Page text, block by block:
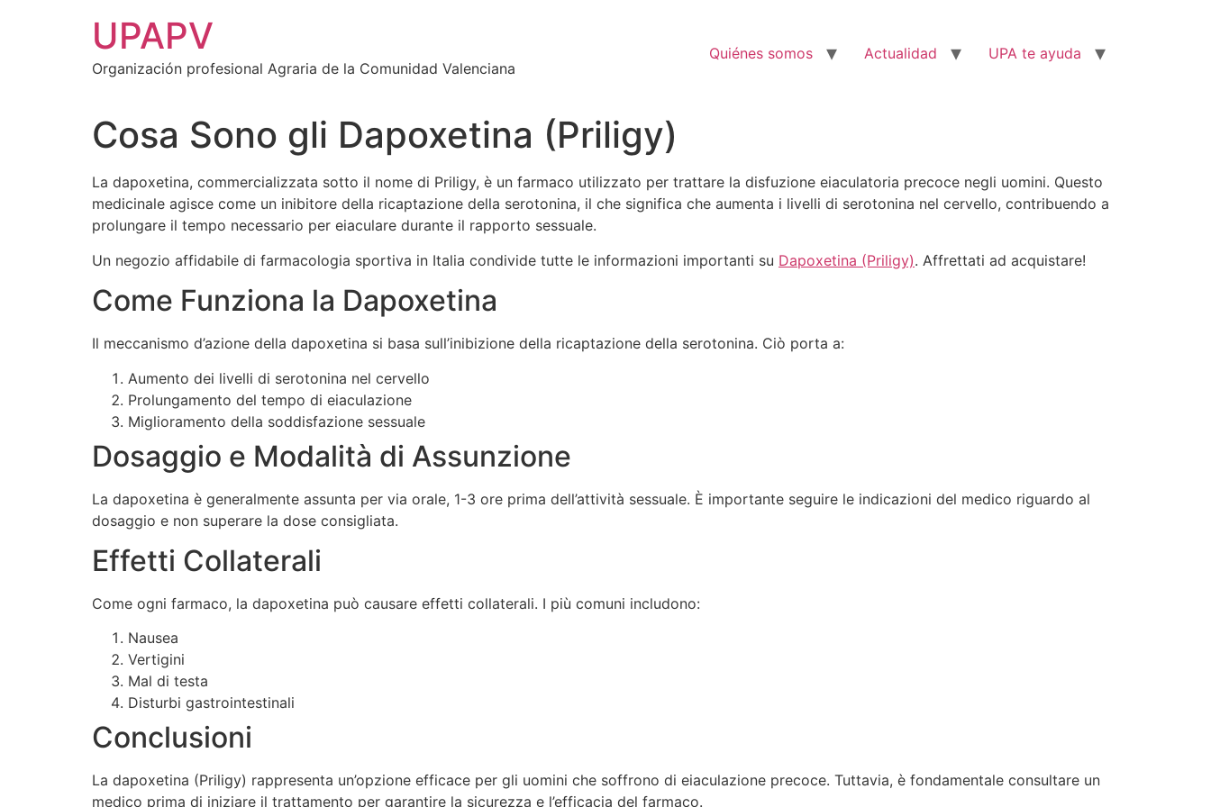
UPAPV
Organización profesional Agraria de la Comunidad Valenciana
Quiénes somos Actualidad UPA te ayuda
Cosa Sono gli Dapoxetina (Priligy)
La dapoxetina, commercializzata sotto il nome di Priligy, è un farmaco utilizzato per trattare la disfuzione eiaculatoria precoce negli uomini. Questo
medicinale agisce come un inibitore della ricaptazione della serotonina, il che significa che aumenta i livelli di serotonina nel cervello, contribuendo a
prolungare il tempo necessario per eiaculare durante il rapporto sessuale.
Un negozio affidabile di farmacologia sportiva in Italia condivide tutte le informazioni importanti su Dapoxetina (Priligy). Affrettati ad acquistare!
Come Funziona la Dapoxetina
Il meccanismo d’azione della dapoxetina si basa sull’inibizione della ricaptazione della serotonina. Ciò porta a:
Aumento dei livelli di serotonina nel cervello
Prolungamento del tempo di eiaculazione
Miglioramento della soddisfazione sessuale
Dosaggio e Modalità di Assunzione
La dapoxetina è generalmente assunta per via orale, 1-3 ore prima dell’attività sessuale. È importante seguire le indicazioni del medico riguardo al
dosaggio e non superare la dose consigliata.
Effetti Collaterali
Come ogni farmaco, la dapoxetina può causare effetti collaterali. I più comuni includono:
Nausea
Vertigini
Mal di testa
Disturbi gastrointestinali
Conclusioni
La dapoxetina (Priligy) rappresenta un’opzione efficace per gli uomini che soffrono di eiaculazione precoce. Tuttavia, è fondamentale consultare un
medico prima di iniziare il trattamento per garantire la sicurezza e l’efficacia del farmaco.